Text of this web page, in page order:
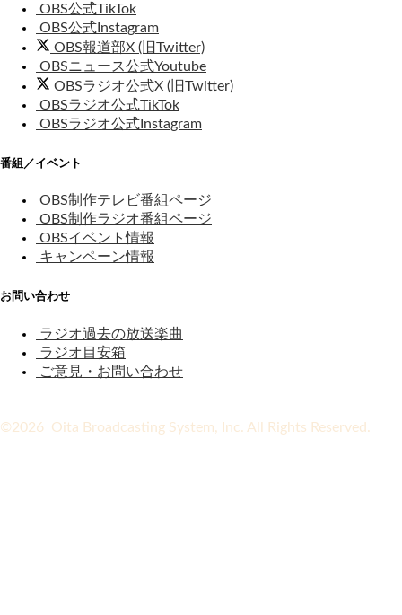
OBS公式TikTok
OBS公式Instagram
OBS報道部X (旧Twitter)
OBSニュース公式Youtube
OBSラジオ公式X (旧Twitter)
OBSラジオ公式TikTok
OBSラジオ公式Instagram
番組／イベント
OBS制作テレビ番組ページ
OBS制作ラジオ番組ページ
OBSイベント情報
キャンペーン情報
お問い合わせ
ラジオ過去の放送楽曲
ラジオ目安箱
ご意見・お問い合わせ
©2026 Oita Broadcasting System, Inc. All Rights Reserved.